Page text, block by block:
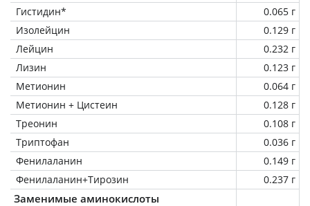
Гистидин*
0.065 г
Изолейцин
0.129 г
Лейцин
0.232 г
Лизин
0.123 г
Метионин
0.064 г
Метионин + Цистеин
0.128 г
Треонин
0.108 г
Триптофан
0.036 г
Фенилаланин
0.149 г
Фенилаланин+Тирозин
0.237 г
Заменимые аминокислоты